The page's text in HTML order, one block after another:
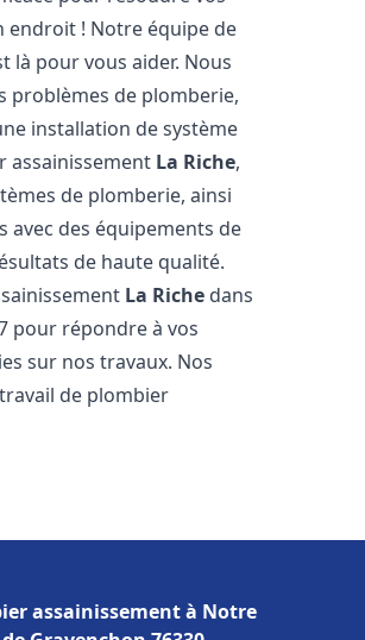
endroit ! Notre équipe de
là pour vous aider. Nous
problèmes de plomberie,
installation de système
assainissement La Riche,
de plomberie, ainsi
avec des équipements de
de haute qualité.
La Riche dans
pour répondre à vos
sur nos travaux. Nos
de plombier
assainissement à Notre